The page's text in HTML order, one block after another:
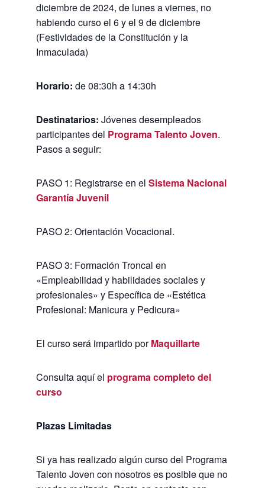
diciembre de 2024, de lunes a viernes, no
habiendo curso el 6 y el 9 de diciembre
(Festividades de la Constitución y la
Inmaculada)
Horario: de 08:30h a 14:30h
Destinatarios: Jóvenes desempleados
participantes del Programa Talento Joven.
Pasos a seguir:
PASO 1: Registrarse en el Sistema Nacional
Garantía Juvenil
PASO 2: Orientación Vocacional.
PASO 3: Formación Troncal en
«Empleabilidad y habilidades sociales y
profesionales» y Específica de «Estética
Profesional: Manicura y Pedicura»
El curso será impartido porMaquillarte
Consulta aquí el programa completo del
curso
Plazas Limitadas
Si ya has realizado algún curso del Programa
Talento Joven con nosotros es posible que no